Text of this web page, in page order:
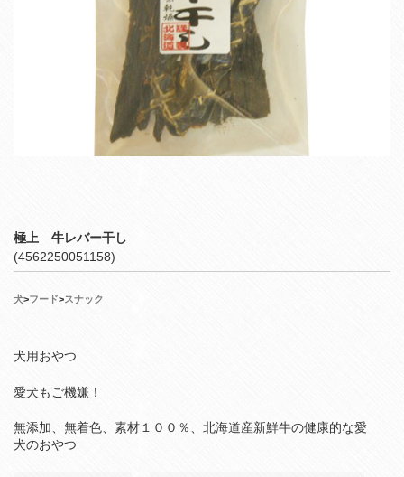
極上 牛レバー干し
(4562250051158)
犬>フード>スナック
犬用おやつ
愛犬もご機嫌！
無添加、無着色、素材１００％、北海道産新鮮牛の健康的な愛
犬のおやつ